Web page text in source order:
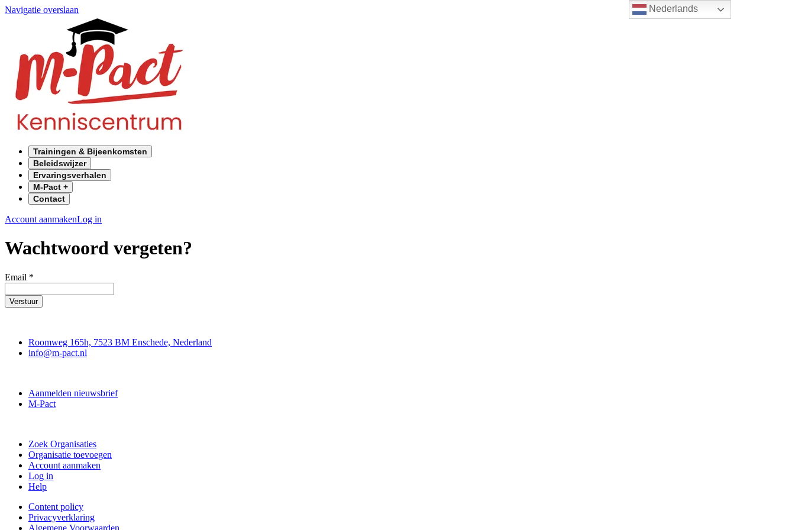
Nederlands
Navigatie overslaan
Trainingen & Bijeenkomsten
Beleidswijzer
Ervaringsverhalen
M-Pact +
Contact
Account aanmakenLog in
Wachtwoord vergeten?
Email *
Verstuur
Roomweg 165h, 7523 BM Enschede, Nederland
info@m-pact.nl
Aanmelden nieuwsbrief
M-Pact
Zoek Organisaties
Organisatie toevoegen
Account aanmaken
Log in
Help
Content policy
Privacyverklaring
Algemene Voorwaarden